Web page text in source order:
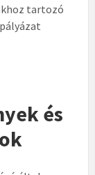
tartozó
és